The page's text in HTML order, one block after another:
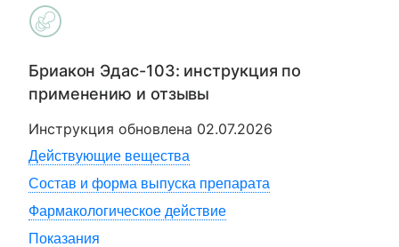
Бриакон Эдас-103: инструкция по
применению и отзывы
Инструкция обновлена 02.07.2026
Действующие вещества
Состав и форма выпуска препарата
Фармакологическое действие
Показания